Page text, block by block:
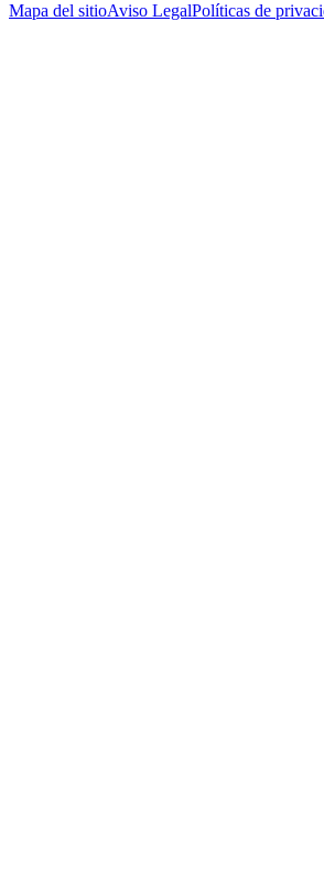
Mapa del sitioAviso LegalPolíticas de